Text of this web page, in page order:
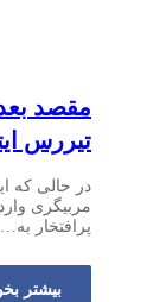
مقصد
تیررس
در حالی که
مربیگری
پرافتخار به…
بیشتر